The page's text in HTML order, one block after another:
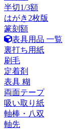
半切1/3額
はがき2枚版
篆刻額
表具用品 一覧
裏打ち用紙
刷毛
定着剤
表具 糊
両面テープ
吸い取り紙
軸棒・八双
軸先